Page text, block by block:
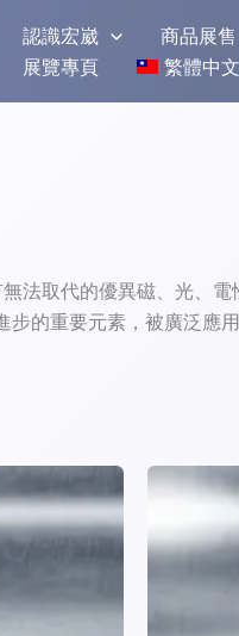
認識宏崴 商品展售
展覽專頁
繁體中文
法取代的優異磁、光、
的重要元素，被廣泛應